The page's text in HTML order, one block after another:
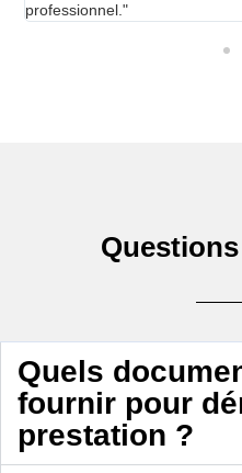
professionnel."
Quels
fournir pour
prestation ?